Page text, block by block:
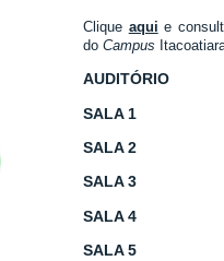
Clique aqui e
do Campus
AUDITÓRIO
SALA 1
SALA 2
SALA 3
SALA 4
SALA 5